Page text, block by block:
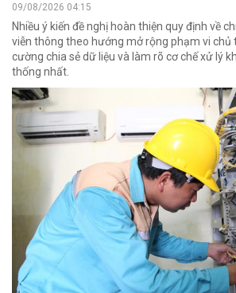
09/08/2026 04:15
Nhiều ý kiến đề nghị hoàn thiện quy định về
viễn thông theo hướng mở rộng phạm vi chủ
cường chia sẻ dữ liệu và làm rõ cơ chế xử lý
thống nhất.